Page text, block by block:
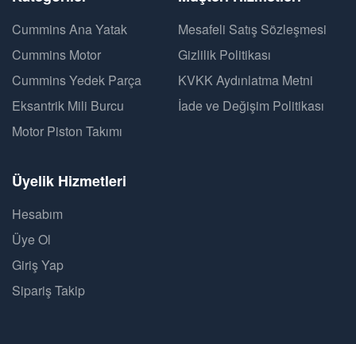
Cummins Ana Yatak
Cummins Motor
Cummins Yedek Parça
Eksantrik Mili Burcu
Motor Piston Takımı
Mesafeli Satış Sözleşmesi
Gizlilik Politikası
KVKK Aydınlatma Metni
İade ve Değişim Politikası
Üyelik Hizmetleri
Hesabım
Üye Ol
Giriş Yap
Sipariş Takip